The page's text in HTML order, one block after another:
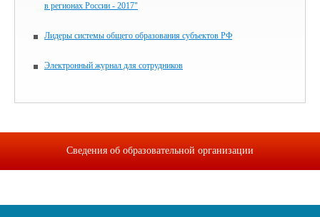
в регионах России - 2017"
Лидеры системы общего образования субъектов РФ
Электронный журнал для сотрудников
Сведения об образовательной организации